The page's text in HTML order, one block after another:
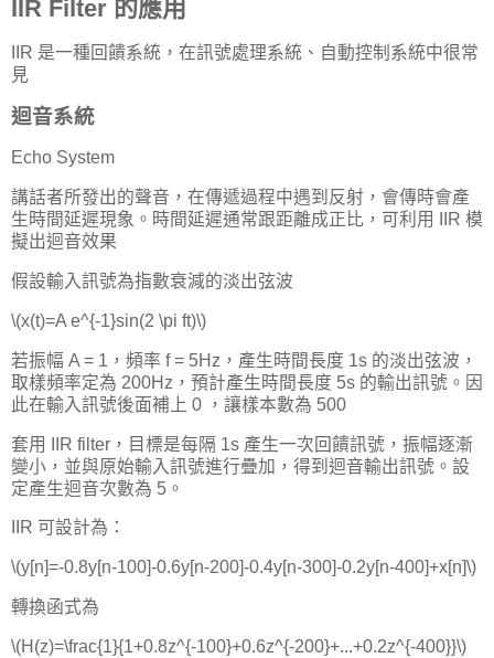
IIR Filter 的應用
IIR 是一種回饋系統，在訊號處理系統、自動控制系統中很常
見
迴音系統
Echo System
講話者所發出的聲音，在傳遞過程中遇到反射，會傳時會產
生時間延遲現象。時間延遲通常跟距離成正比，可利用 IIR 模
擬出迴音效果
假設輸入訊號為指數衰減的淡出弦波
\(x(t)=A e^{-1}sin(2 \pi ft)\)
若振幅 A = 1，頻率 f = 5Hz，產生時間長度 1s 的淡出弦波，
取樣頻率定為 200Hz，預計產生時間長度 5s 的輸出訊號。因
此在輸入訊號後面補上 0 ，讓樣本數為 500
套用 IIR filter，目標是每隔 1s 產生一次回饋訊號，振幅逐漸
變小，並與原始輸入訊號進行疊加，得到迴音輸出訊號。設
定產生迴音次數為 5。
IIR 可設計為：
\(y[n]=-0.8y[n-100]-0.6y[n-200]-0.4y[n-300]-0.2y[n-400]+x[n]\)
轉換函式為
\(H(z)=\frac{1}{1+0.8z^{-100}+0.6z^{-200}+...+0.2z^{-400}}\)